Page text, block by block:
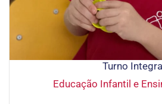
Turno Integral
Educação Infantil e